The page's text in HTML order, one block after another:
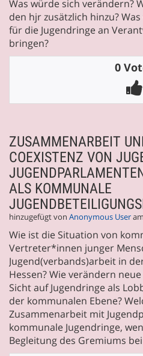
Was würde sich verändern?
den hjr zusätzlich hinzu?
für die Jugendringe an
bringen?
0
ZUSAMMENARBEIT
COEXISTENZ VON
ALS KOMMUNALE
hinzugefügt von Anonymous User
Wie ist die Situation von
Vertreter*innen junger
Jugend(verbands)arbeit in
Hessen? Wie verändern
Sicht auf Jugendringe als
der kommunalen Ebene?
Zusammenarbeit mit
kommunale Jugendringe,
Begleitung des Gremiums